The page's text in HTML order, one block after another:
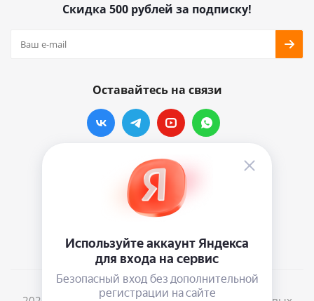
Скидка 500 рублей за подписку!
Оставайтесь на связи
Наши контакты
info@vinylmarkt.ru